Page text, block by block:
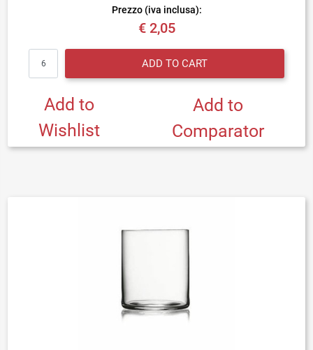
Prezzo (iva inclusa):
€ 2,05
ADD TO CART
Add to
Wishlist
Add to
Comparator